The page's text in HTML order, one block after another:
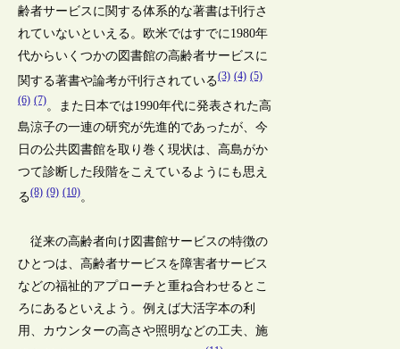
齢者サービスに関する体系的な著書は刊行さ
れていないといえる。欧米ではすでに1980年
代からいくつかの図書館の高齢者サービスに
関する著書や論考が刊行されている(3) (4) (5)
(6) (7)。また日本では1990年代に発表された高
島涼子の一連の研究が先進的であったが、今
日の公共図書館を取り巻く現状は、高島がか
つて診断した段階をこえているようにも思え
る(8) (9) (10)。
従来の高齢者向け図書館サービスの特徴の
ひとつは、高齢者サービスを障害者サービス
などの福祉的アプローチと重ね合わせるとこ
ろにあるといえよう。例えば大活字本の利
用、カウンターの高さや照明などの工夫、施